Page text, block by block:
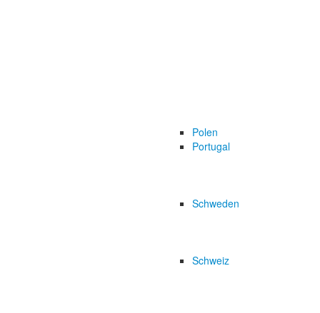
Polen
Portugal
Schweden
Schweiz